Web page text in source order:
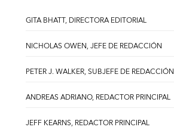
GITA BHATT, DIRECTORA EDITORIAL
NICHOLAS OWEN, JEFE DE REDACCIÓN
PETER J. WALKER, SUBJEFE DE REDACCIÓN
ANDREAS ADRIANO, REDACTOR PRINCIPAL
JEFF KEARNS, REDACTOR PRINCIPAL